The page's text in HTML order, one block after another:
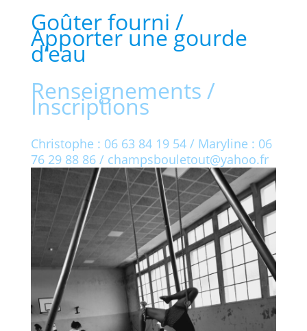
Goûter fourni /
Apporter une gourde
d’eau
Renseignements /
Inscriptions
Christophe : 06 63 84 19 54 / Maryline : 06
76 29 88 86 / champsbouletout@yahoo.fr